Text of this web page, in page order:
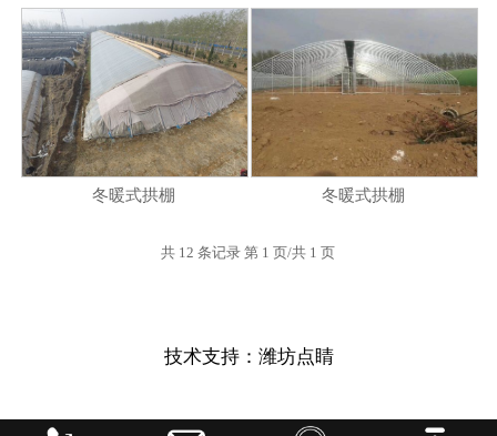
冬暖式拱棚 冬暖式拱棚
共 12 条记录 第 1 页/共 1 页
技术支持： 潍坊点睛